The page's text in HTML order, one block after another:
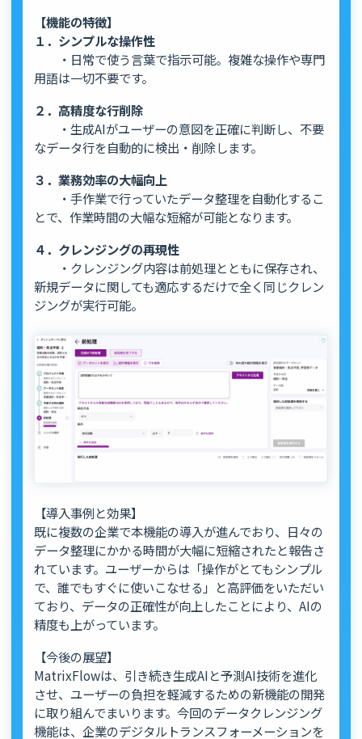
【機能の特徴】
１．シンプルな操作性
・日常で使う言葉で指示可能。複雑な操作や専門
用語は一切不要です。
２．高精度な行削除
・生成AIがユーザーの意図を正確に判断し、不要
なデータ行を自動的に検出・削除します。
３．業務効率の大幅向上
・手作業で行っていたデータ整理を自動化するこ
とで、作業時間の大幅な短縮が可能となります。
４．クレンジングの再現性
・クレンジング内容は前処理とともに保存され、
新規データに関しても適応するだけで全く同じクレン
ジングが実行可能。
【導入事例と効果】
既に複数の企業で本機能の導入が進んでおり、日々の
データ整理にかかる時間が大幅に短縮されたと報告さ
れています。ユーザーからは「操作がとてもシンプル
で、誰でもすぐに使いこなせる」と高評価をいただい
ており、データの正確性が向上したことにより、AIの
精度も上がっています。
【今後の展望】
MatrixFlowは、引き続き生成AIと予測AI技術を進化
させ、ユーザーの負担を軽減するための新機能の開発
に取り組んでまいります。今回のデータクレンジング
機能は、企業のデジタルトランスフォーメーションを